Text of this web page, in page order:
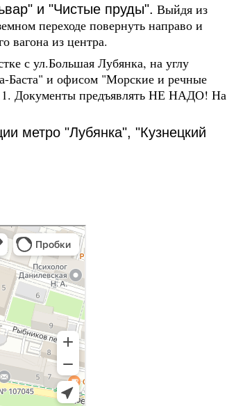
и "Чистые пруды". Выйдя из
переходе повернуть направо и
вагона из центра.
с ул.Большая Лубянка, на углу
Баста" и офисом "Морские и речные
Документы предъявлять НЕ НАДО! На
метро "Лубянка", "Кузнецкий